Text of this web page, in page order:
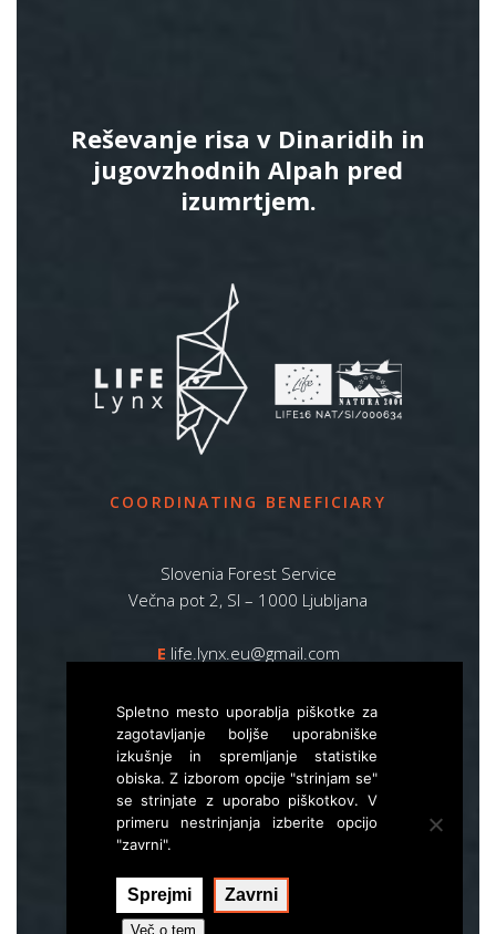
Reševanje risa v Dinaridih in
jugovzhodnih Alpah pred
izumrtjem.
COORDINATING BENEFICIARY
Slovenia Forest Service
Večna pot 2, SI – 1000 Ljubljana
E life.lynx.eu@gmail.com
Sitemap
Spletno mesto uporablja piškotke za
zagotavljanje boljše uporabniške
izkušnje in spremljanje statistike
obiska. Z izborom opcije "strinjam se"
se strinjate z uporabo piškotkov. V
primeru nestrinjanja izberite opcijo
"zavrni".
Sprejmi Zavrni
Več o tem